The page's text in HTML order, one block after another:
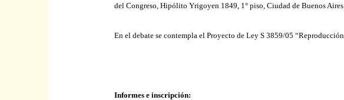
del Congreso, Hipólito Yrigoyen 1849, 1° piso, Ciudad de Buenos Aires.
En el debate se contempla el Proyecto de Ley S 3859/05
Informes e inscripción: